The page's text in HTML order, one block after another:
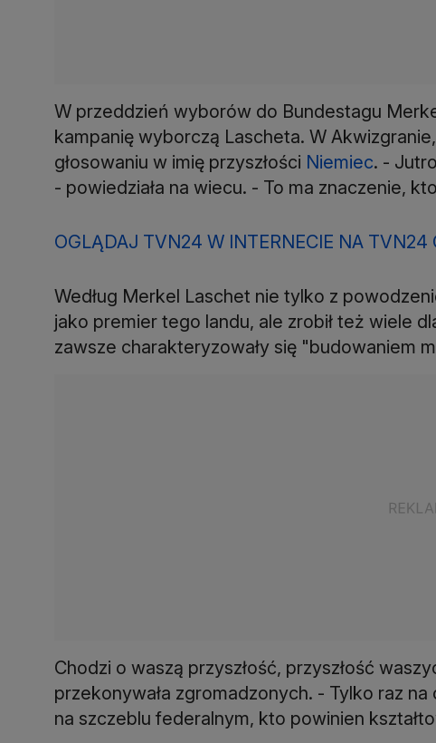
W przeddzień wyborów do Bundestagu
kampanię wyborczą Lascheta. W
głosowaniu w imię przyszłości Niemiec. -
- powiedziała na wiecu. - To ma znaczenie,
OGLĄDAJ TVN24 W INTERNECIE NA TVN24
Według Merkel Laschet nie tylko z
jako premier tego landu, ale zrobił też wiele
zawsze charakteryzowały się "budowaniem
Chodzi o waszą przyszłość, przyszłość
przekonywała zgromadzonych. - Tylko raz
na szczeblu federalnym, kto powinien